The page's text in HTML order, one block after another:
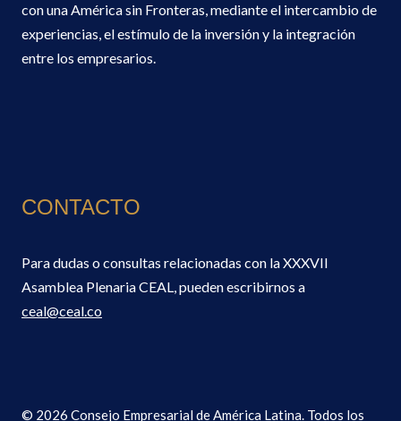
con una América sin Fronteras, mediante el intercambio de
experiencias, el estímulo de la inversión y la integración
entre los empresarios.
CONTACTO
Para dudas o consultas relacionadas con la XXXVII
Asamblea Plenaria CEAL, pueden escribirnos a
ceal@ceal.co
© 2026 Consejo Empresarial de América Latina. Todos los